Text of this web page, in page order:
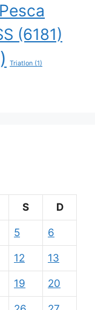
Pesca
(6181)
Triatlon (1)
S D
5 6
12 13
19 20